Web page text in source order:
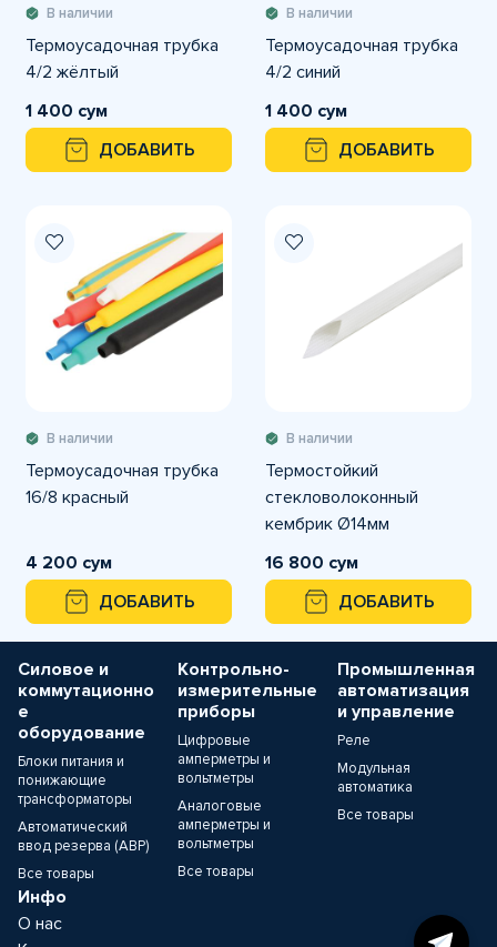
В наличии
Термоусадочная трубка
4/2 жёлтый
1 400 сум
ДОБАВИТЬ
В наличии
Термоусадочная трубка
4/2 синий
1 400 сум
ДОБАВИТЬ
В наличии
Термоусадочная трубка
16/8 красный
4 200 сум
ДОБАВИТЬ
В наличии
Термостойкий
стекловолоконный
кембрик Ø14мм
16 800 сум
ДОБАВИТЬ
Силовое и
коммутационно
е
оборудование
Блоки питания и
понижающие
трансформаторы
Автоматический
ввод резерва (АВР)
Все товары
Контрольно-
измерительные
приборы
Цифровые
амперметры и
вольтметры
Аналоговые
амперметры и
вольтметры
Все товары
Промышленная
автоматизация
и управление
Реле
Модульная
автоматика
Все товары
Инфо
О нас